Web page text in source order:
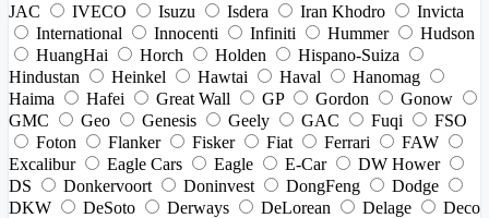
JAC
IVECO Isuzu Isdera Iran Khodro
Invicta
International
Innocenti Infiniti Hummer
Hudson
HuangHai
Horch Holden
Hispano-Suiza
Hindustan
Heinkel Hawtai Haval
Hanomag
Haima
Hafei Great Wall GP Gordon
Gonow
GMC
Geo Genesis Geely GAC Fuqi
FSO
Foton
Flanker Fisker Fiat Ferrari
FAW
Excalibur
Eagle Cars Eagle E-Car
DW Hower
DS
Donkervoort Doninvest DongFeng
Dodge
DKW
DeSoto Derways DeLorean Delage
Deco